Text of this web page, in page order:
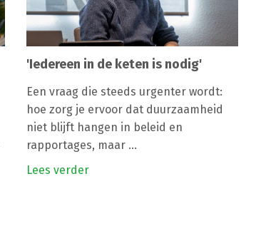
'Iedereen in de keten is nodig'
Een vraag die steeds urgenter wordt:
hoe zorg je ervoor dat duurzaamheid
niet blijft hangen in beleid en
rapportages, maar ...
Lees verder